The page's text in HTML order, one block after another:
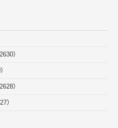
）
）
）